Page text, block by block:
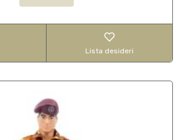
Lista desideri